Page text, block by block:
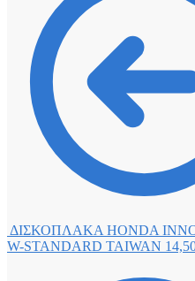
ΔΙΣΚΟΠΛΑΚΑ HONDA
W-STANDARD TAIWAN